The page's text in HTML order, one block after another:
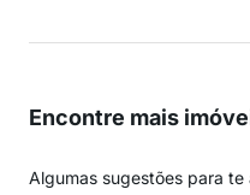
Encontre mais
Algumas sugestões para